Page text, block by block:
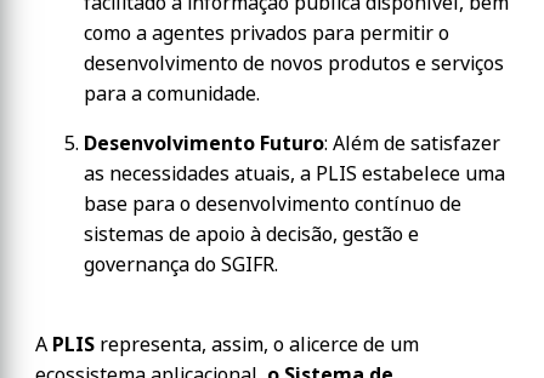
como a agentes privados para permitir o
desenvolvimento de novos produtos e serviços
para a comunidade.
Desenvolvimento Futuro: Além de satisfazer
as necessidades atuais, a PLIS estabelece uma
base para o desenvolvimento contínuo de
sistemas de apoio à decisão, gestão e
governança do SGIFR.
A PLIS representa, assim, o alicerce de um